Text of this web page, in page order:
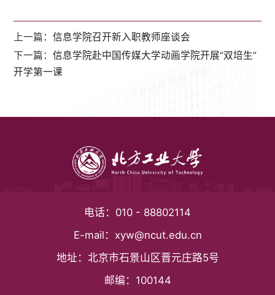
上一篇：信息学院召开新入职教师座谈会
下一篇：信息学院赴中国传媒大学动画学院开展“双培生”
开学第一课
电话： 010 - 88802114
E-mail： xyw@ncut.edu.cn
地址： 北京市石景山区晋元庄路5号
邮编： 100144